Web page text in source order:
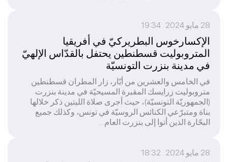
28 مايو 2024 19:34
الإكسارخوس البطريركيّ في أفريقيا
المتروبوليت قسطنطين يحتفل بالقدّاس الإلهيّ
في مدينة بنزرت التونسيّة
في الخامس والعشرين من أيّار، زار المطران قسطنطين
متروبوليت زرايسك المقبرة المسيحيّة في مدينة بنزرت
(الجمهوريّة التونسيّة)، حيث أجرى صلاة الليتين ذكر خلالها
بناة ومتبرّعي الكنائس الروسيّة في تونس، وكذلك جميع
البحّارة الذين أتوا إلى بنزرت العام ...
28 مايو 2024 18:32